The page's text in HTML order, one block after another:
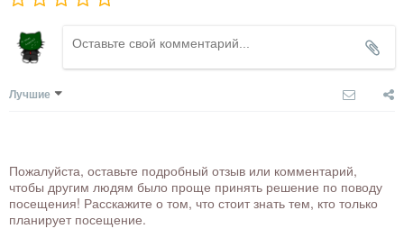
Лучшие
Пожалуйста, оставьте подробный отзыв или комментарий,
чтобы другим людям было проще принять решение по поводу
посещения! Расскажите о том, что стоит знать тем, кто только
планирует посещение.